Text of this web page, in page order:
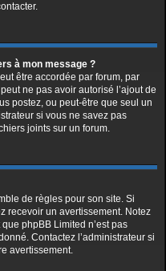
à mon message ?
être accordée par forum, par
ne pas avoir autorisé l’ajout de
postez, ou peut-être que seul un
si vous ne savez pas
joints sur un forum.
de règles pour son site. Si
recevoir un avertissement. Notez
phpBB Limited n’est pas
Contactez l’administrateur si
avertissement.